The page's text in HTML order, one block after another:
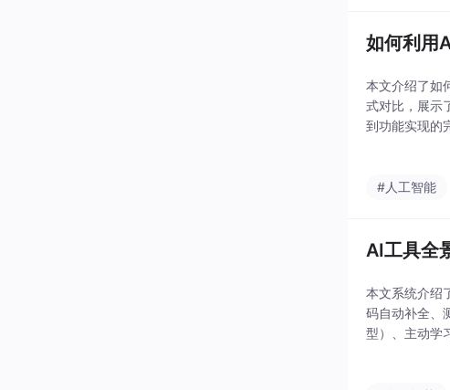
如何利用
本文介绍了如
式对比，展示
到功能实现的
#人工智能
AI工具全
本文系统介绍
码自动补全、
型）、主动学